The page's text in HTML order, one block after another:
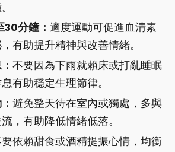
分鐘： 適度運動可促進血清素
有助提升精神與改善情緒。
不要因為下雨就賴床或打亂睡眠
有助穩定生理節律。
避免整天待在室內或獨處，多與
，有助降低情緒低落。
依賴甜食或酒精提振心情，均衡